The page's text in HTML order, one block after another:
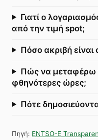
Γιατί ο
από την τιμή spot;
Πόσο ακριβή
Πώς να μεταφέρω
φθηνότερες ώρες;
Πότε
Πηγή: ENTSO-E